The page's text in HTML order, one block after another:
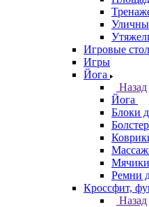
Игровые
Игры
Йога
Назад
Йога
Блоки
Ремни
Кроссфит,
Назад